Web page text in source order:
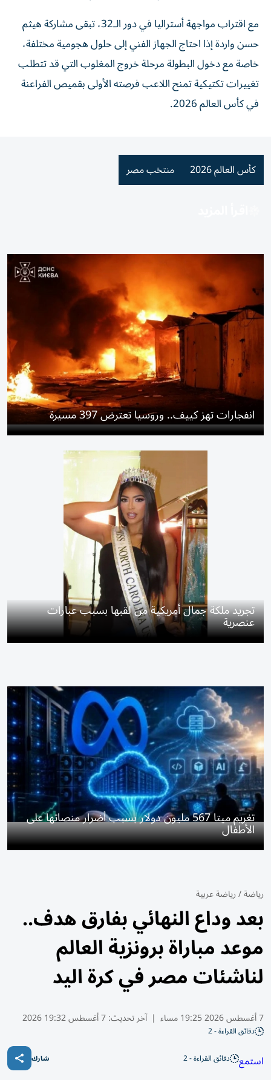
مع اقتراب مواجهة أستراليا في دور الـ32، تبقى مشاركة هيثم
حسن واردة إذا احتاج الجهاز الفني إلى حلول هجومية مختلفة،
خاصة مع دخول البطولة مرحلة خروج المغلوب التي قد تتطلب
تغييرات تكتيكية تمنح اللاعب فرصته الأولى بقميص الفراعنة
في كأس العالم 2026.
كأس العالم 2026 منتخب مصر
انفجارات تهز كييف.. وروسيا تعترض 397 مسيرة
تجريد ملكة جمال أمريكية من لقبها بسبب عبارات
عنصرية
تغريم ميتا 567 مليون دولار بسبب أضرار منصاتها على
الأطفال
رياضة/رياضة عربية
بعد وداع النهائي بفارق هدف..
موعد مباراة برونزية العالم
لناشئات مصر في كرة اليد
7 أغسطس 2026 19:25 مساء | آخر تحديث:7 أغسطس 19:32 2026
دقائق القراءة - 2
استمع دقائق القراءة - 2 شارك